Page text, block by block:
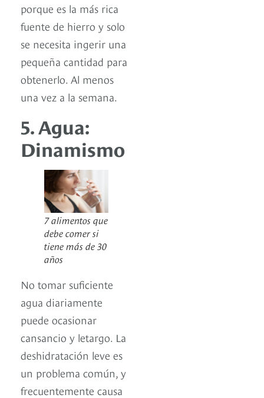
porque es la más rica
fuente de hierro y solo
se necesita ingerir una
pequeña cantidad para
obtenerlo. Al menos
una vez a la semana.
5. Agua:
Dinamismo
7 alimentos que
debe comer si
tiene más de 30
años
No tomar suficiente
agua diariamente
puede ocasionar
cansancio y letargo. La
deshidratación leve es
un problema común, y
frecuentemente causa